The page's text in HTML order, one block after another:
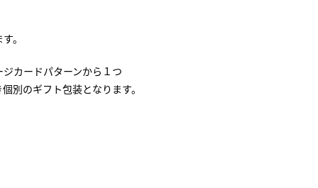
。
カードパターンから１つ
別のギフト包装となります。